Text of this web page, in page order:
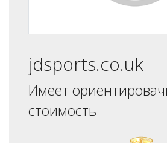
jdsports.co.uk
Имеет
стоимость